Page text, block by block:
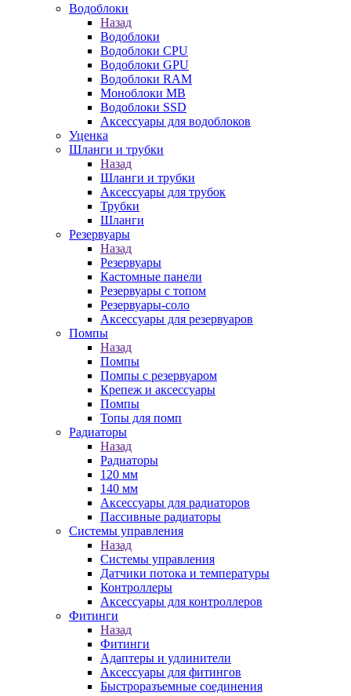
Водоблоки
Назад
Водоблоки
Водоблоки CPU
Водоблоки GPU
Водоблоки RAM
Моноблоки MB
Водоблоки SSD
Аксессуары для водоблоков
Уценка
Шланги и трубки
Назад
Шланги и трубки
Аксессуары для трубок
Трубки
Шланги
Резервуары
Назад
Резервуары
Кастомные панели
Резервуары с топом
Резервуары-соло
Аксессуары для резервуаров
Помпы
Назад
Помпы
Помпы с резервуаром
Крепеж и аксессуары
Помпы
Топы для помп
Радиаторы
Назад
Радиаторы
120 мм
140 мм
Аксессуары для радиаторов
Пассивные радиаторы
Системы управления
Назад
Системы управления
Датчики потока и температуры
Контроллеры
Аксессуары для контроллеров
Фитинги
Назад
Фитинги
Адаптеры и удлинители
Аксессуары для фитингов
Быстроразъемные соединения